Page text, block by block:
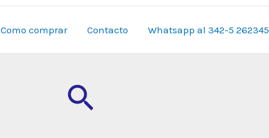
Como comprar Contacto Whatsapp al 342-5 262345
Buscar